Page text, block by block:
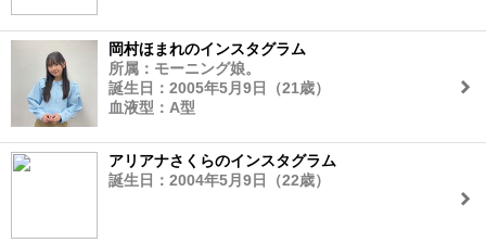
岡村ほまれのインスタグラム
所属：モーニング娘。
誕生日：2005年5月9日（21歳）
血液型：A型
アリアナさくらのインスタグラム
誕生日：2004年5月9日（22歳）